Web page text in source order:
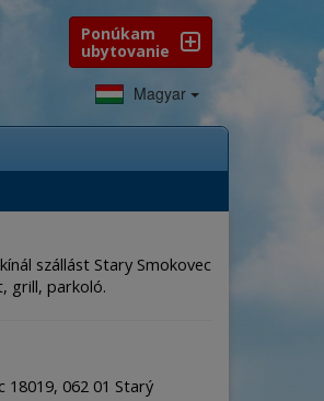
Ponúkam
ubytovanie
Magyar
szállást Stary Smokovec
grill, parkoló.
18019, 062 01 Starý